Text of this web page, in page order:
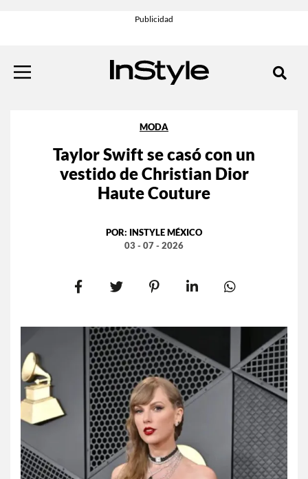
MODA
Taylor Swift se casó con un
vestido de Christian Dior
Haute Couture
POR: INSTYLE MÉXICO
03 - 07 - 2026